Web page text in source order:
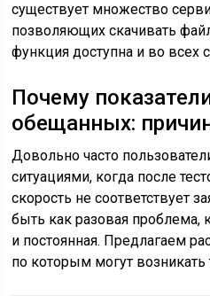
существует множество
позволяющих скачивать
функция доступна и во всех
Почему
обещанных:
Довольно часто
ситуациями, когда после
скорость не соответствует
быть как разовая проблема,
и постоянная. Предлагаем
по которым могут возникать